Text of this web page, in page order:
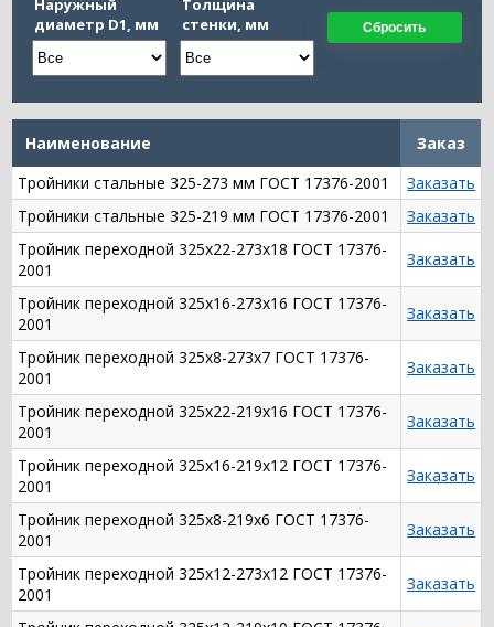
Наружный
диаметр D1, мм
Толщина
стенки, мм
Сбросить
Наименование
Заказ
Тройники стальные 325-273 мм ГОСТ 17376-2001
Заказать
Тройники стальные 325-219 мм ГОСТ 17376-2001
Заказать
Тройник переходной 325х22-273х18 ГОСТ 17376-
2001
Заказать
Тройник переходной 325х16-273х16 ГОСТ 17376-
2001
Заказать
Тройник переходной 325х8-273х7 ГОСТ 17376-
2001
Заказать
Тройник переходной 325х22-219х16 ГОСТ 17376-
2001
Заказать
Тройник переходной 325х16-219х12 ГОСТ 17376-
2001
Заказать
Тройник переходной 325х8-219х6 ГОСТ 17376-
2001
Заказать
Тройник переходной 325х12-273х12 ГОСТ 17376-
2001
Заказать